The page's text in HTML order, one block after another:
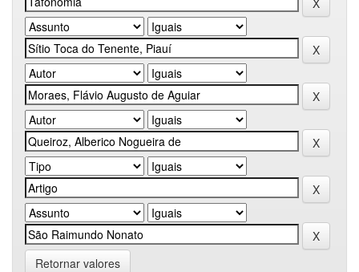
Retornar valores